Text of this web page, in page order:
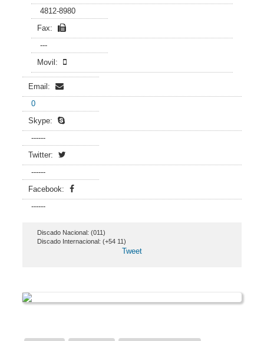
4812-8980
Fax:
---
Movil:
Email:
0
Skype:
------
Twitter:
------
Facebook:
------
Discado Nacional: (011)
Discado Internacional: (+54 11)
Tweet